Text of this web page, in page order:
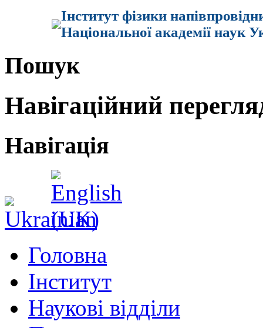
Інститут фізики
Національної академії наук
Пошук
Навігаційний
Навігація
Головна
Інститут
Наукові відділи